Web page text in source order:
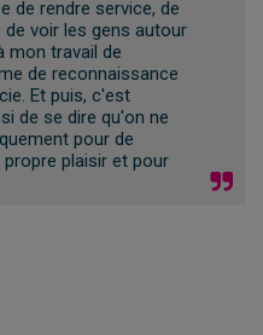
de rendre service, de
de voir les gens autour
mon travail de
de reconnaissance
Et puis, c'est
de se dire qu'on ne
pour de
plaisir et pour